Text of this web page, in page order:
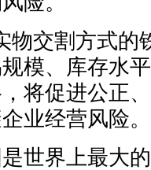
交割方式的
模、库存水
将促进公正
业经营风险
界上最大的